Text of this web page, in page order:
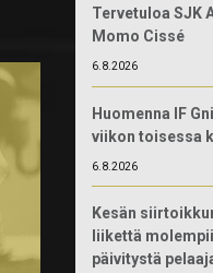
Tervetuloa SJK
Momo Cissé
6.8.2026
Huomenna IF
viikon toisessa
6.8.2026
Kesän
liikettä
päivitystä